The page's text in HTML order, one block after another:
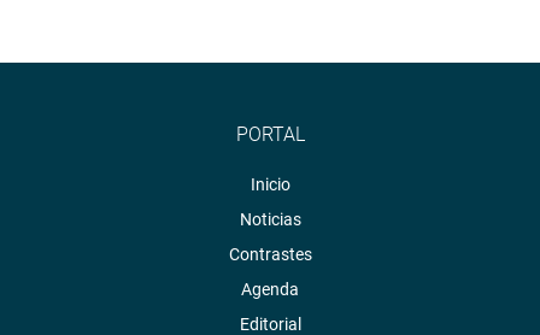
PORTAL
Inicio
Noticias
Contrastes
Agenda
Editorial